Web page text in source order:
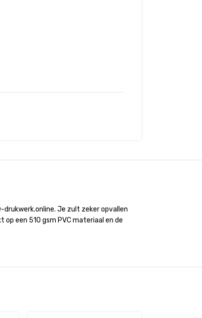
drukwerk.online. Je zult zeker opvallen
een 510 gsm PVC materiaal en de